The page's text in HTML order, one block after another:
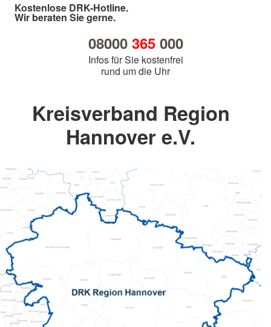
Kostenlose DRK-Hotline.
Wir beraten Sie gerne.
08000 365000
Infos für Sie kostenfrei
rund um die Uhr
Kreisverband Region
Hannover e.V.